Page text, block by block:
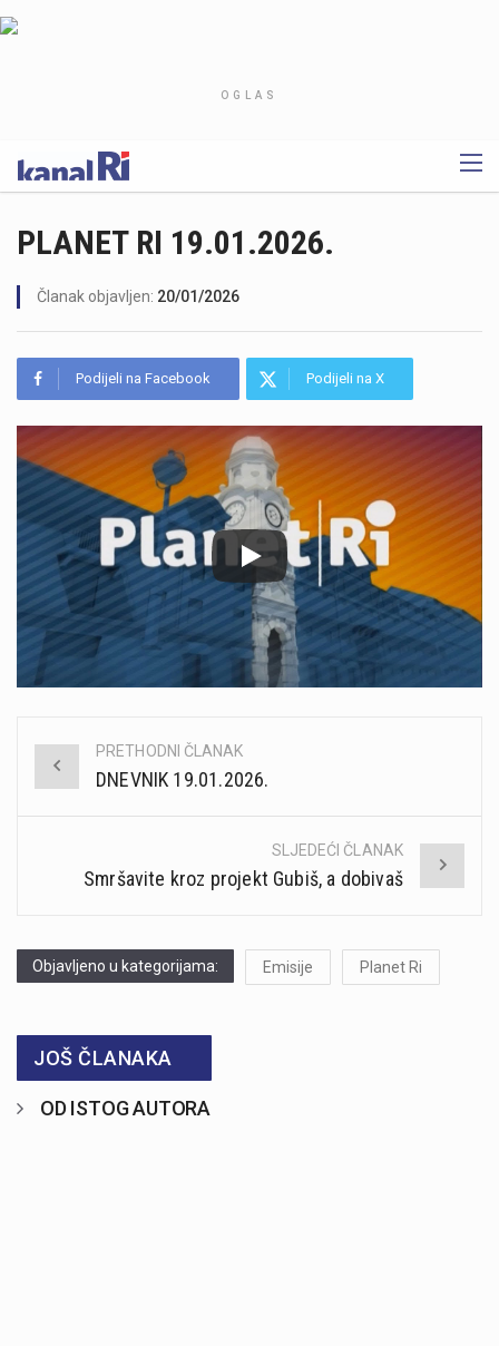
OGLAS
PLANET RI 19.01.2026.
Članak objavljen: 20/01/2026
Podijeli na Facebook Podijeli na X
Post
PRETHODNI ČLANAK
DNEVNIK 19.01.2026.
SLJEDEĆI ČLANAK
Smršavite kroz projekt Gubiš, a dobivaš
Objavljeno u kategorijama: Emisije Planet Ri
JOŠ ČLANAKA
OD ISTOG AUTORA